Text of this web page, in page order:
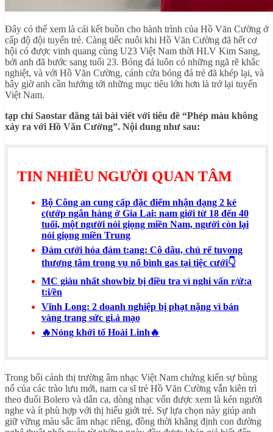
Đây có thể xem là cái kết buồn cho hành trình của Hồ Văn Cường ở
cấp độ đội tuyển trẻ. Càng tiếc nuôi khi Hồ Văn Cường đã hết cơ
hội có được vinh quang cùng U23 Việt Nam thời HLV Kim Sang,
bởi anh đã bước sang tuổi 23. Bóng đá luôn có những ngã rẽ khắc
nghiệt, và với Hồ Văn Cường, cánh cửa bóng đá trẻ đã khép lại, và
bây giờ anh cần hướng tới những mục tiêu lớn hơn là trở lại tuyển
Việt Nam.
tạp chí Saostar đăng tải bài viết với tiêu đề “Phép màu không
xảy ra với Hồ Văn Cường”. Nội dung như sau:
TIN NHIỀU NGƯỜI QUAN TÂM
Bộ Công an cung cấp đặc điểm nhận dạng 2 kẻ
c(ướp ngân hàng ở Gia Lai: nam giới từ 18 đến 40
tuổi, một người nói giọng miền Nam, người còn lại
nói giọng miền Trung
Đám cưới hóa đám t:ang: Cô dâu, chú rể tuvong
thương tâm trong vụ nổ bình gas tại tiệc cưới👇
MC giàu nhất showbiz bị điều tra vì nghi vấn r/ử:a
t:i/ền
Vĩnh Long: 2 doanh nghiệp bị phạt nặng vì bán
vàng trang sức gi.ả mạo
🔥Nóng khởi tố Hoài Linh🔥
Trong bối cảnh thị trường âm nhạc Việt Nam chứng kiến sự bùng
nổ của các trào lưu mới, nam ca sĩ trẻ Hồ Văn Cường vẫn kiên trì
theo đuổi Bolero và dân ca, dòng nhạc vốn được xem là kén người
nghe và ít phù hợp với thị hiếu giới trẻ. Sự lựa chọn này giúp anh
giữ vững màu sắc âm nhạc riêng, đồng thời khẳng định con đường